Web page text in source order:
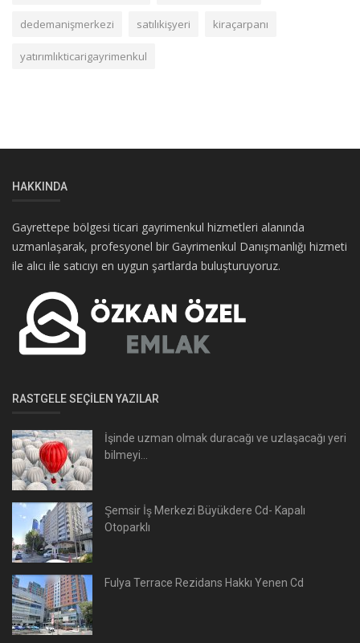
dedemanişmerkezi satılıkişyeri kiraçarpanı
yatırımlıkticarigayrimenkul
HAKKINDA
Gayrettepe bölgesi ticari gayrimenkul hizmetleri alanında
uzmanlaşarak, profesyonel bir Gayrimenkul Danışmanlığı hizmeti
ile alıcı ile satıcıyı en uygun şartlarda buluşturuyoruz.
RASTGELE SEÇILEN YAZILAR
İşinde uzman olmak duracağı ve uzlaşacağı yeri
bilmeyi...
Şemsir İş Merkezi Büyükdere Cd- Kapalı
Otoparklı
Fulya Terrace Rezidans Hakkı Yenen Cd